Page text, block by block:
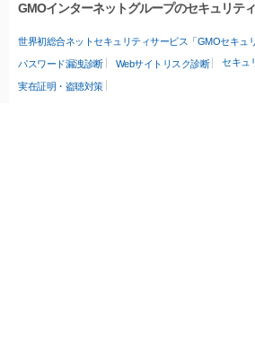
GMOインターネットグループのセキュリテ
世界初総合ネットセキュリティサービス「GMOセキュ
パスワード漏洩診断 Webサイトリスク診断 セキュ
実在証明・盗聴対策